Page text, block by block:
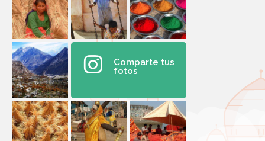
Comparte tus
fotos